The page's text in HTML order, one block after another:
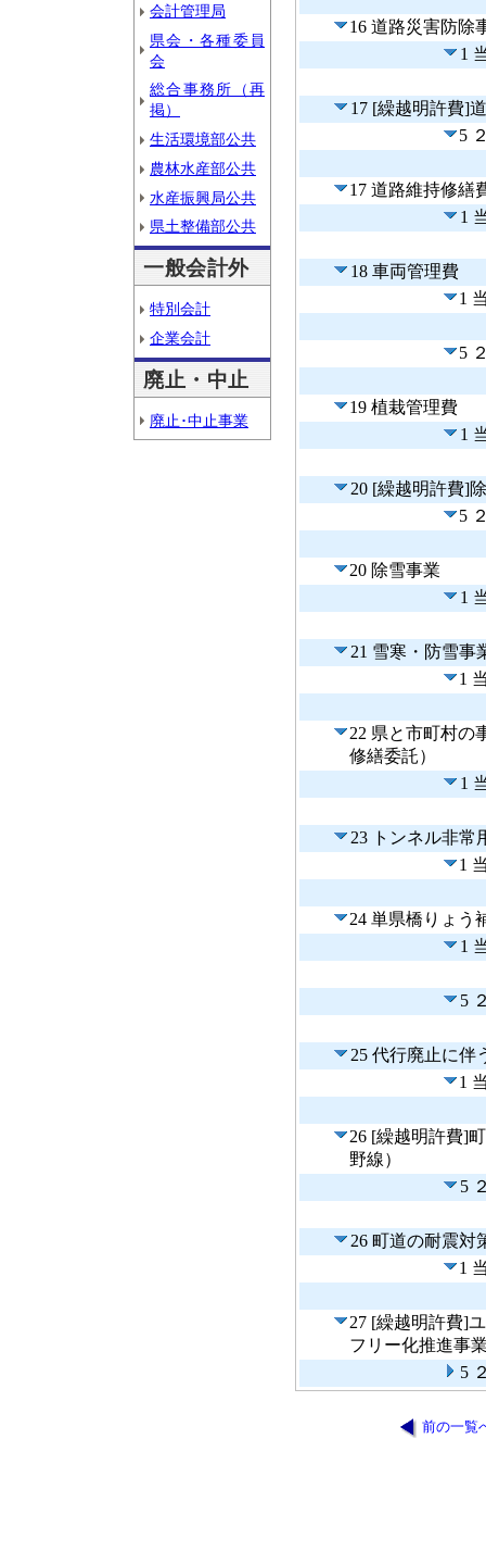
会計管理局
県会・各種委員
会
総合事務所（再
掲）
生活環境部公共
農林水産部公共
水産振興局公共
県土整備部公共
一般会計外
特別会計
企業会計
廃止・中止
廃止･中止事業
16 道路災害防除
1
17 [繰越明許費]
5
17 道路維持修繕
1
18 車両管理費
1
5
19 植栽管理費
1
20 [繰越明許費]
5
20 除雪事業
1
21 雪寒・防雪事
1
22 県と市町村の
修繕委託）
1
23 トンネル非常
1
24 単県橋りょう
1
5
25 代行廃止に伴
1
26 [繰越明許費]
野線）
5
26 町道の耐震対
1
27 [繰越明許費]
フリー化推進事
5
前の一覧